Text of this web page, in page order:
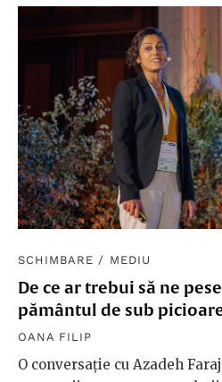
SCHIMBARE / MEDIU
De ce ar trebui să ne
pământul de sub
OANA FILIP
O conversație cu Azadeh